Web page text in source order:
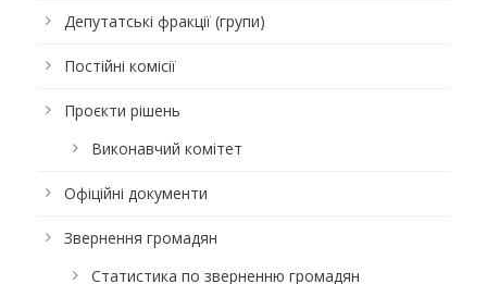
Депутатські фракції (групи)
Постійні комісії
Проєкти рішень
Виконавчий комітет
Офіційні документи
Звернення громадян
Статистика по зверненню громадян